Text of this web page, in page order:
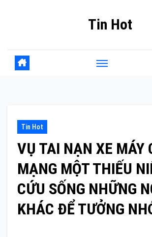
Tin Hot
Tin Hot
VỤ TAI NẠN XE MÁY
MẠNG MỘT THIẾU
CỨU SỐNG NHỮNG
KHÁC ĐỂ TƯỞNG